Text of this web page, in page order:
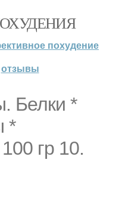
похудение
отзывы
Белки *
*
гр 10.